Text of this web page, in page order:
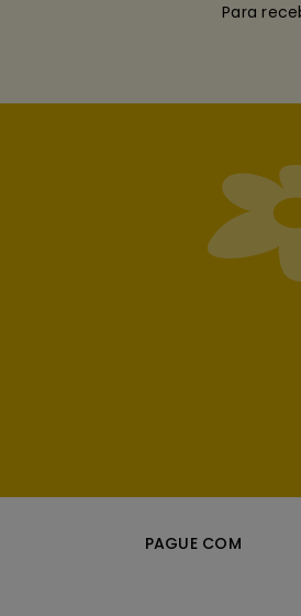
Para
PAGUE COM